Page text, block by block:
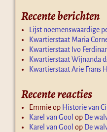
Recente berichten
Lijst noemenswaardige
Kwartierstaat Maria
Kwartierstaat Ivo
Kwartierstaat Wijnanda
Kwartierstaat Arie Frans
Recente reacties
Emmieop Historie van
Karel van Gool op De
Karel van Gool op De